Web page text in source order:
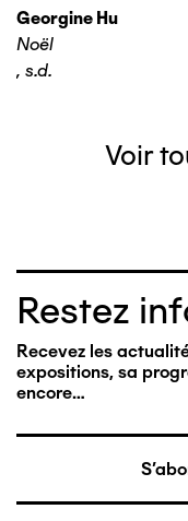
Georgine Hu
Noël
, s.d.
Voir
Restez
Recevez les
expositions, sa
encore…